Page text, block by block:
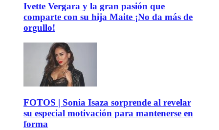
Ivette Vergara y la gran pasión que
comparte con su hija Maite ¡No da más de
orgullo!
FOTOS | Sonia Isaza sorprende al revelar
su especial motivación para mantenerse en
forma